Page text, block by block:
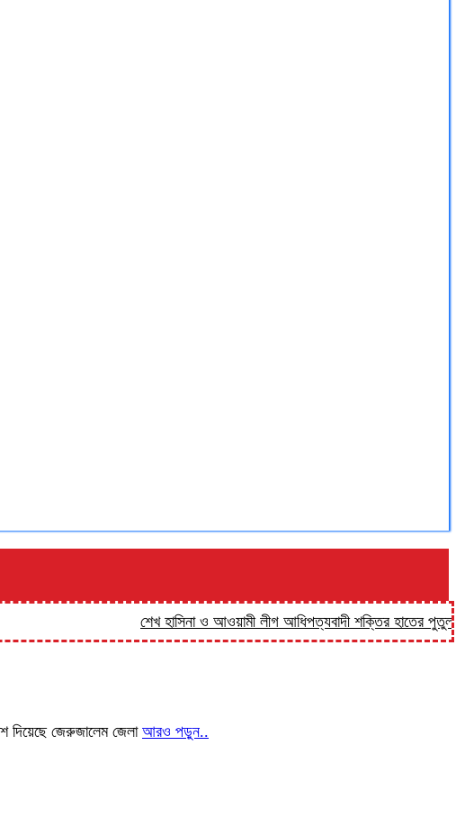
শেখ হাসিনা ও আওয়ামী লীগ আধিপত্যবাদী শক্তির হাতের পুতুল: প্রিন্স
দিয়েছে জেরুজালেম জেলা আরও পড়ুন..